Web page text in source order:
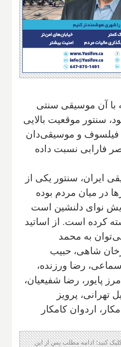
با آن موسیقی سنتی
سنتور موقعیت بالایی
فیلسوف و موسیقی‌دان
فارابی نسبت داده
ایرا‌ن، سنتور یکی از
در میان مردم بوده
نوای دلنشین است
کرده است. از اساتید
به محمد
شاهی، حبیب
رضا ورزنده،
پایور، رضا شفیعیان،
تهرانی، پرویز
اردوان کامکار
کنید؛ ادامه مطلب پس از این